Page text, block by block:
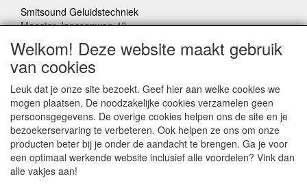
Smitsound Geluidstechniek
Meester Janssenweg 43
E-mail: info@smitsound.nl
Telefoon: +31-(0)6-22256322
Bestellingen binnen Nederland, ongeacht gewicht, verstuurd
voor € 6,95
Prijzen inclusief 21% BTW, tenzij anders vermeldt
Welkom! Deze website maakt gebruik
van cookies
Leuk dat je onze site bezoekt. Geef hier aan welke cookies we
mogen plaatsen. De noodzakelijke cookies verzamelen geen
persoonsgegevens. De overige cookies helpen ons de site en je
bezoekerservaring te verbeteren. Ook helpen ze ons om onze
producten beter bij je onder de aandacht te brengen. Ga je voor
een optimaal werkende website inclusief alle voordelen? Vink dan
alle vakjes aan!